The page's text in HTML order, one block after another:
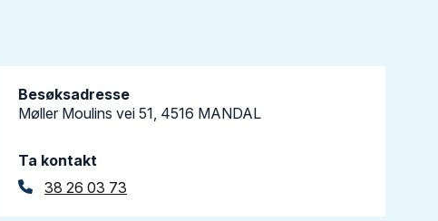
Besøksadresse
Møller Moulins vei 51, 4516 MANDAL
Ta kontakt
38 26 03 73